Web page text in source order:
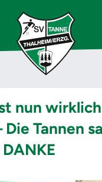
nun
Die Tannen